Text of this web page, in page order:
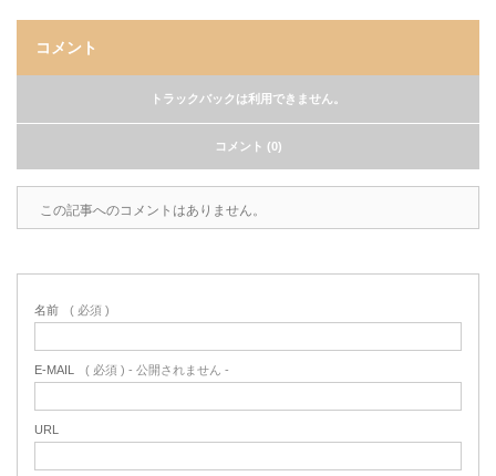
コメント
トラックバックは利用できません。
コメント (0)
この記事へのコメントはありません。
名前 ( 必須 )
E-MAIL ( 必須 ) - 公開されません -
URL